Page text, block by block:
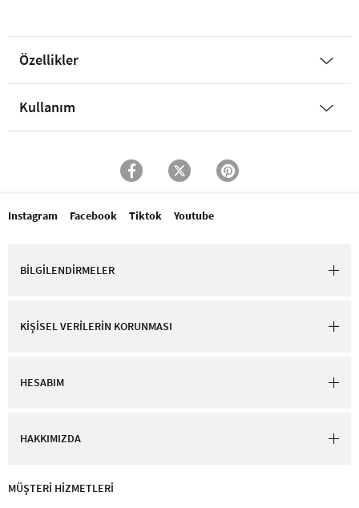
Özellikler
Kullanım
Instagram Facebook Tiktok Youtube
BİLGİLENDİRMELER
KİŞİSEL VERİLERİN KORUNMASI
HESABIM
HAKKIMIZDA
MÜŞTERİ HİZMETLERİ​